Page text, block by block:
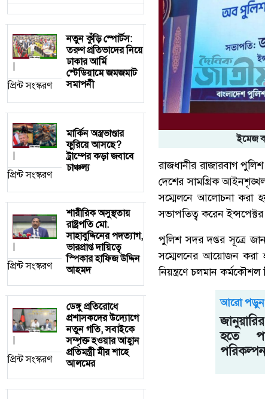
প্রিন্ট সংস্করণ
নতুন কুঁড়ি স্পোর্টস:
তরুণ প্রতিভাদের নিয়ে
ঢাকার আর্মি
স্টেডিয়ামে জমজমাট
সমাপনী
|
প্রিন্ট সংস্করণ
মার্কিন অস্ত্রভাণ্ডার
ফুরিয়ে আসছে?
ট্রাম্পের কড়া জবাবে
চাঞ্চল্য
|
প্রিন্ট সংস্করণ
শারীরিক অসুস্থতায়
রাষ্ট্রপতি মো.
সাহাবুদ্দিনের পদত্যাগ,
ভারপ্রাপ্ত দায়িত্বে
স্পিকার হাফিজ উদ্দিন
আহমদ
|
প্রিন্ট সংস্করণ
ডেঙ্গু প্রতিরোধে
প্রশাসকদের উদ্যোগে
নতুন গতি, সবাইকে
সম্পৃক্ত হওয়ার আহ্বান
প্রতিমন্ত্রী মীর শাহে
আলমের
ইমেজ
রাজধানীর রাজারবাগ
দেশের সামগ্রিক
সম্মেলনে আলোচনা করা
সভাপতিত্ব করেন
পুলিশ সদর দপ্তর সূত্রে
সম্মেলনের আয়োজন করা
নিয়ন্ত্রণে চলমান
আরো পড়ুন
হতে